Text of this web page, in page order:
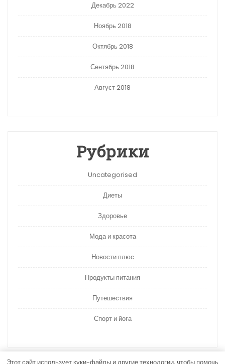
Декабрь 2022
Ноябрь 2018
Октябрь 2018
Сентябрь 2018
Август 2018
Рубрики
Uncategorised
Диеты
Здоровье
Мода и красота
Новости плюс
Продукты питания
Путешествия
Спорт и йога
Этот сайт использует куки-файлы и другие технологии, чтобы помочь